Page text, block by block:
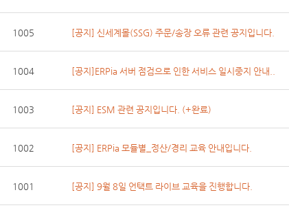
1005 [공지] 신세계몰(SSG) 주문/송장 오류 관련 공지입니다.
1004 [공지]ERPia 서버 점검으로 인한 서비스 일시중지 안내..
1003 [공지] ESM 관련 공지입니다. (+완료)
1002 [공지] ERPia 모듈별_정산/경리 교육 안내입니다.
1001 [공지] 9월 8일 언택트 라이브 교육을 진행합니다.